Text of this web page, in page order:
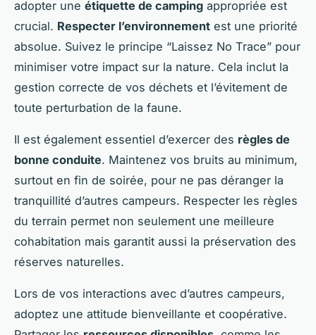
adopter une étiquette de camping appropriée est
crucial. Respecter l’environnement est une priorité
absolue. Suivez le principe “Laissez No Trace” pour
minimiser votre impact sur la nature. Cela inclut la
gestion correcte de vos déchets et l’évitement de
toute perturbation de la faune.
Il est également essentiel d’exercer des règles de
bonne conduite. Maintenez vos bruits au minimum,
surtout en fin de soirée, pour ne pas déranger la
tranquillité d’autres campeurs. Respecter les règles
du terrain permet non seulement une meilleure
cohabitation mais garantit aussi la préservation des
réserves naturelles.
Lors de vos interactions avec d’autres campeurs,
adoptez une attitude bienveillante et coopérative.